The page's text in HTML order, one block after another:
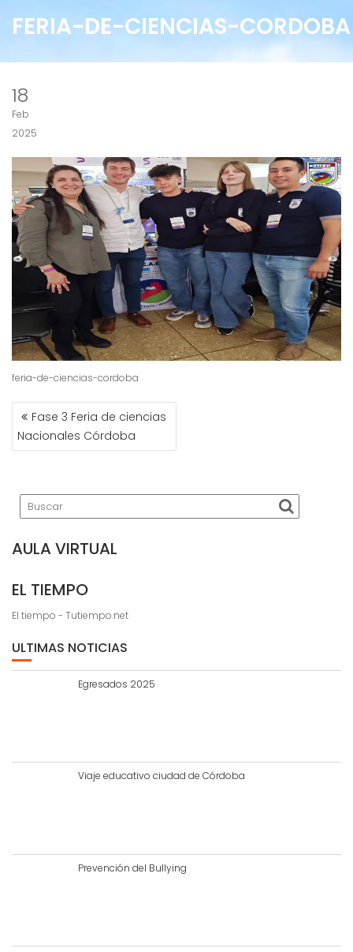
FERIA-DE-CIENCIAS-CORDOBA
18
Feb
2025
feria-de-ciencias-cordoba
NAVEGACIÓN
DE
ENTRADAS
Fase 3 Feria de ciencias
Nacionales Córdoba
AULA VIRTUAL
EL TIEMPO
El tiempo - Tutiempo.net
ULTIMAS NOTICIAS
Egresados 2025
Viaje educativo ciudad de Córdoba
Prevención del Bullying